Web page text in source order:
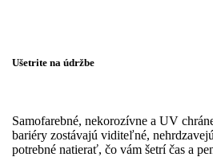
Ušetrite na údržbe
Samofarebné, nekorozívne a UV
​​bariéry zostávajú viditeľné,
potrebné natierať, čo vám šetrí čas a